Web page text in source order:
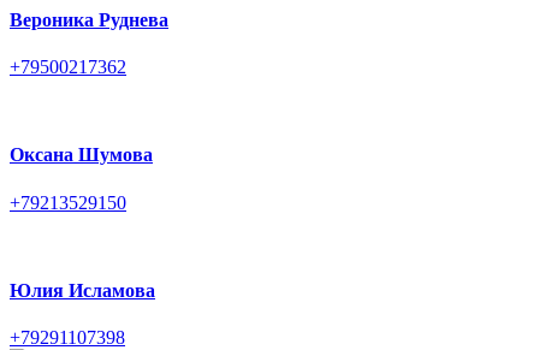
Вероника Руднева
+79500217362
Оксана Шумова
+79213529150
Юлия Исламова
+79291107398